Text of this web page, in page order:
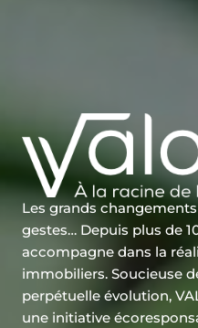
Les grands
gestes… Depuis plus de
accompagne dans la
immobiliers. Soucieuse
perpétuelle évolution,
une initiative